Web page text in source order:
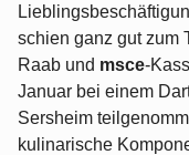
schien ganz gut zum
Raab und msce-
Januar bei einem
Sersheim
kulinarische